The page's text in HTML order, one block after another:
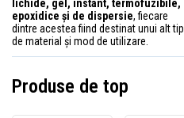
lichide, gel, instant, termofuzibile,
epoxidice și de dispersie, fiecare
dintre acestea fiind destinat unui alt tip
de material și mod de utilizare.
Produse de top